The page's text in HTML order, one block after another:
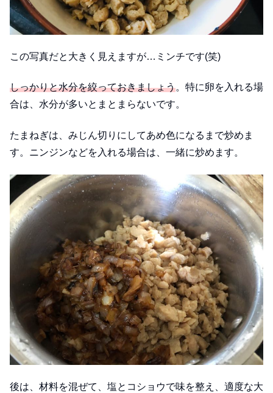
この写真だと大きく見えますが…ミンチです(笑)
しっかりと水分を絞っておきましょう。特に卵を入れる場
合は、水分が多いとまとまらないです。
たまねぎは、みじん切りにしてあめ色になるまで炒めま
す。ニンジンなどを入れる場合は、一緒に炒めます。
後は、材料を混ぜて、塩とコショウで味を整え、適度な大